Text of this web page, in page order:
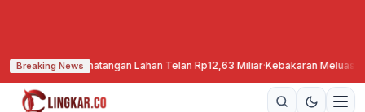
Breaking News
Pematangan Lahan Telan Rp12,63 Miliar·Kebakaran Meluas, TNBTS